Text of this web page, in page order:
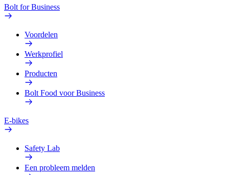
Bolt for Business
Voordelen
Werkprofiel
Producten
Bolt Food voor Business
E-bikes
Safety Lab
Een probleem melden